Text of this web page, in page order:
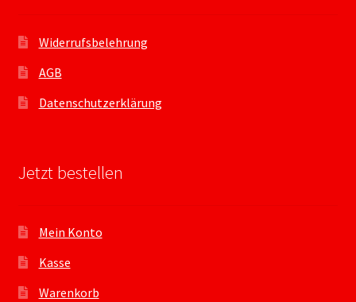
Widerrufsbelehrung
AGB
Datenschutzerklärung
Jetzt bestellen
Mein Konto
Kasse
Warenkorb